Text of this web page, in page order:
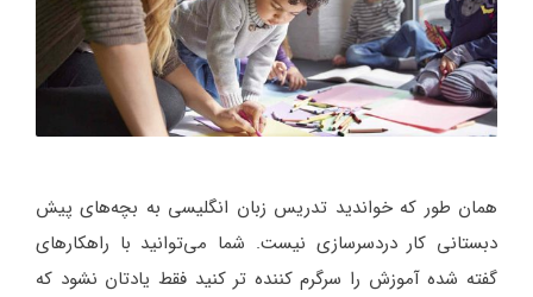
همان طور که خواندید تدریس زبان انگلیسی به بچه‌های پیش
دبستانی کار دردسرسازی نیست. شما می‌توانید با راهکارهای
گفته شده آموزش را سرگرم کننده تر کنید فقط یادتان نشود که